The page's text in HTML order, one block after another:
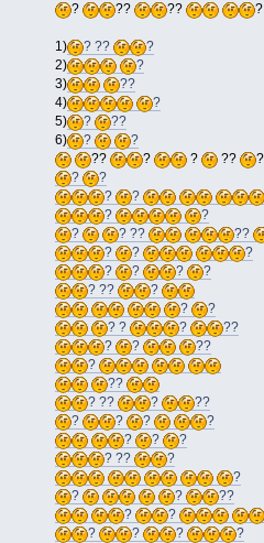
?
?? ?? ?
1) ? ??
?
2)
?
3)
??
4)
?
5)
?
??
6)
?
?
??
? ? ??
?
?
?
?
?
?
?
? ?? ??
?
?
?
?
? ?
?
? ??
?
?
?
? ?
?
??
?
?
??
?
??
? ??
?
??
?
? ?
?
?
?
?
? ??
?
?
?
?
??
?
?
?
? ?
?